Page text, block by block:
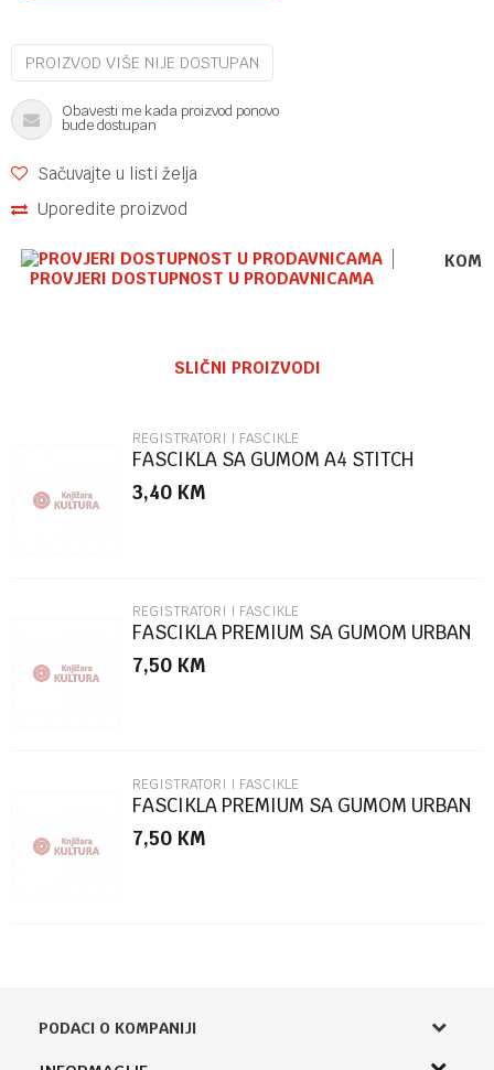
PROIZVOD VIŠE NIJE DOSTUPAN
Obavesti me kada proizvod ponovo
bude dostupan
Sačuvajte u listi želja
Uporedite proizvod
PROVJERI DOSTUPNOST U PRODAVNICAMA
Poruka
POŠALJI
SLIČNI PROIZVODI
REGISTRATORI I FASCIKLE
FASCIKLA SA GUMOM A4 STITCH
86504
3,40 KM
REGISTRATORI I FASCIKLE
FASCIKLA PREMIUM SA GUMOM URBAN
STYLE SC2770
7,50 KM
REGISTRATORI I FASCIKLE
FASCIKLA PREMIUM SA GUMOM URBAN
STYLE SC2769
7,50 KM
PODACI O KOMPANIJI
Knjižara Kultura